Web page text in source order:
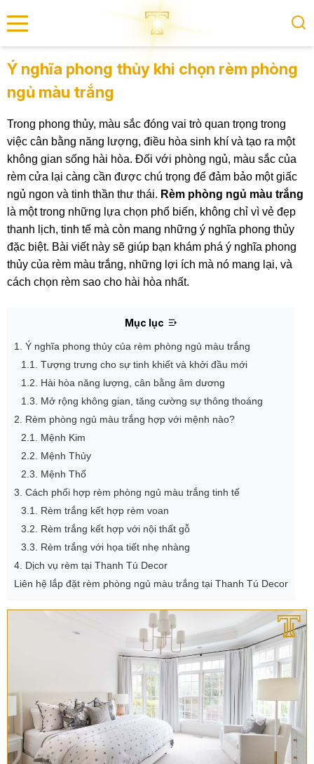
menu
Ý nghĩa phong thủy khi chọn rèm phòng
ngủ màu trắng
Trong phong thủy, màu sắc đóng vai trò quan trọng trong
việc cân bằng năng lượng, điều hòa sinh khí và tạo ra một
không gian sống hài hòa. Đối với phòng ngủ, màu sắc của
rèm cửa lại càng cần được chú trọng để đảm bảo một giấc
ngủ ngon và tinh thần thư thái. Rèm phòng ngủ màu trắng
là một trong những lựa chọn phổ biến, không chỉ vì vẻ đẹp
thanh lịch, tinh tế mà còn mang những ý nghĩa phong thủy
đặc biệt. Bài viết này sẽ giúp bạn khám phá ý nghĩa phong
thủy của rèm màu trắng, những lợi ích mà nó mang lại, và
cách chọn rèm sao cho hài hòa nhất.
Mục lục
1. Ý nghĩa phong thủy của rèm phòng ngủ màu trắng
1.1. Tượng trưng cho sự tinh khiết và khởi đầu mới
1.2. Hài hòa năng lượng, cân bằng âm dương
1.3. Mở rộng không gian, tăng cường sự thông thoáng
2. Rèm phòng ngủ màu trắng hợp với mệnh nào?
2.1. Mệnh Kim
2.2. Mệnh Thủy
2.3. Mệnh Thổ
3. Cách phối hợp rèm phòng ngủ màu trắng tinh tế
3.1. Rèm trắng kết hợp rèm voan
3.2. Rèm trắng kết hợp với nội thất gỗ
3.3. Rèm trắng với họa tiết nhẹ nhàng
4. Dịch vụ rèm tại Thanh Tú Decor
Liên hệ lắp đặt rèm phòng ngủ màu trắng tại Thanh Tú Decor